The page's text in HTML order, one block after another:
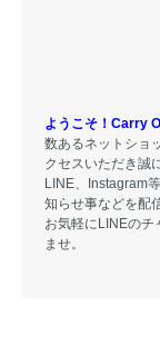
ようこそ！Carry
数あるネットショ
クセスいただき誠
LINE、Instagram
知らせ事などを配
お気軽にLINEのチ
ませ。